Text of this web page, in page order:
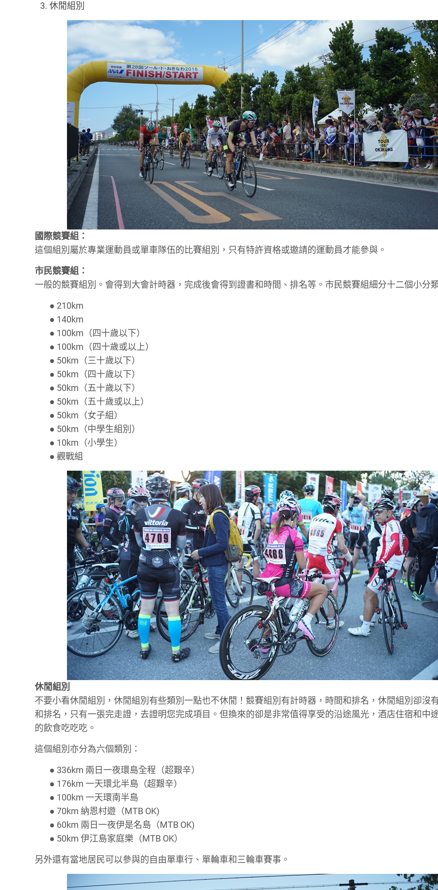
休閒組別
國際競賽組：
這個組別屬於專業運動員或單車隊伍的比賽組別，只有特許資格或邀請的運動員才能參與。
市民競賽組：
一般的競賽組別。會得到大會計時器，完成後會得到證書和時間、排名等。市民競賽組細分十二個小分
● 210km
● 140km
● 100km（四十歲以下）
● 100km（四十歲或以上）
● 50km（三十歲以下）
● 50km（四十歲以下）
● 50km（五十歲以下）
● 50km（五十歲或以上）
● 50km（女子組）
● 50km（中學生組別）
● 10km（小學生）
● 觀戰組
休閒組別
不要小看休閒組別，休閒組別有些類別一點也不休閒！競賽組別有計時器，時間和排名，休閒組別卻沒
和排名，只有一張完走證，去證明您完成項目。但換來的卻是非常值得享受的沿途風光，酒店住宿和中
的飲食吃吃吃。
這個組別亦分為六個類別：
● 336km 兩日一夜環島全程（超艱辛）
● 176km 一天環北半島（超艱辛）
● 100km 一天環南半島
● 70km 納恩村遊（MTB OK)
● 60km 兩日一夜伊是名島（MTB OK)
● 50km 伊江島家庭樂（MTB OK）
另外還有當地居民可以參與的自由單車行、單輪車和三輪車賽事。